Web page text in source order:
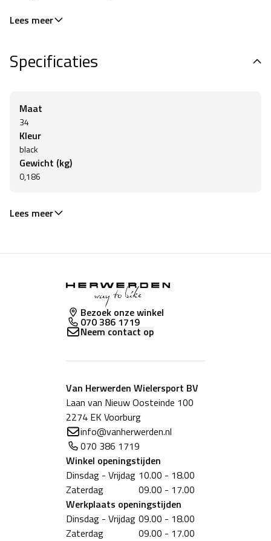
Lees meer
Specificaties
Maat
34
Kleur
black
Gewicht (kg)
0,186
Lees meer
Bezoek onze winkel
070 386 1719
Neem contact op
Van Herwerden Wielersport BV
Laan van Nieuw Oosteinde 100
2274 EK Voorburg
info@vanherwerden.nl
070 386 1719
Winkel openingstijden
Dinsdag - Vrijdag 10.00 - 18.00
Zaterdag
09.00 - 17.00
Werkplaats openingstijden
Dinsdag - Vrijdag 09.00 - 18.00
Zaterdag
09.00 - 17.00